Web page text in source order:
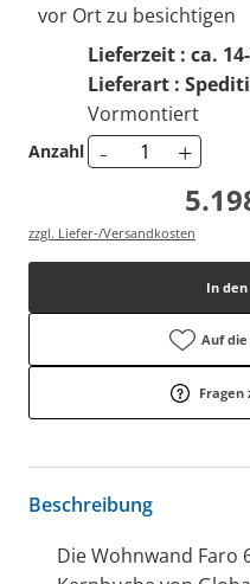
vor Ort zu besichtigen
Lieferzeit : ca.
Lieferart :
Vormontiert
Anzahl - +
zzgl. Liefer-/Versandkosten
In
Auf die
Fragen
Beschreibung
Die Wohnwand Faro